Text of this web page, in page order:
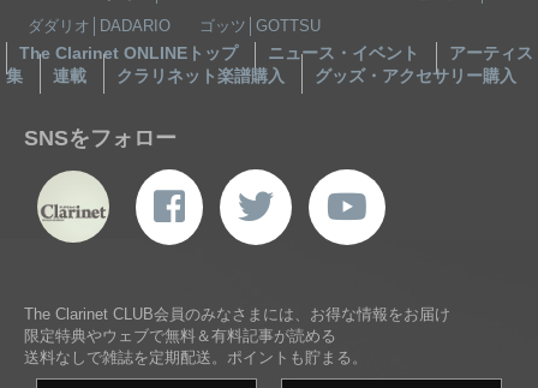
ダダリオ│DADARIO
ゴッツ│GOTTSU
The Clarinet ONLINEトップ ニュース・イベント
アーティ
集
連載 クラリネット楽譜購入 グッズ・アクセサリー購入
SNSをフォロー
The Clarinet CLUB会員のみなさまには、お得な情報をお届け
限定特典やウェブで無料＆有料記事が読める
送料なしで雑誌を定期配送。ポイントも貯まる。